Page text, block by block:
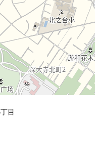
赖的东西[三井Rehouse]请。
目